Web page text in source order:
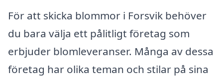
För att skicka blommor i Forsvik behöver
du bara välja ett pålitligt företag som
erbjuder blomleveranser. Många av dessa
företag har olika teman och stilar på sina